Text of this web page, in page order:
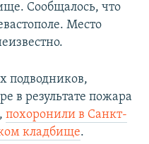
Сообщалось, что
Место
подводников,
в результате пожара
похоронили в Санкт-
кладбище.